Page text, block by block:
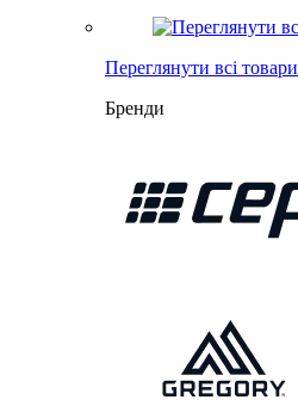
Переглянути всі товари
Бренди